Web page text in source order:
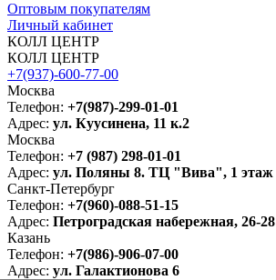
Оптовым покупателям
Личный кабинет
КОЛЛ ЦЕНТР
КОЛЛ ЦЕНТР
+7(937)-600-77-00
Москва
Телефон: +7(987)-299-01-01
Адрес: ул. Куусинена, 11 к.2
Москва
Телефон: +7 (987) 298-01-01
Адрес: ул. Поляны 8. ТЦ "Вива", 1 этаж
Санкт-Петербург
Телефон: +7(960)-088-51-15
Адрес: Петроградская набережная, 26-28
Казань
Телефон: +7(986)-906-07-00
Адрес: ул. Галактионова 6